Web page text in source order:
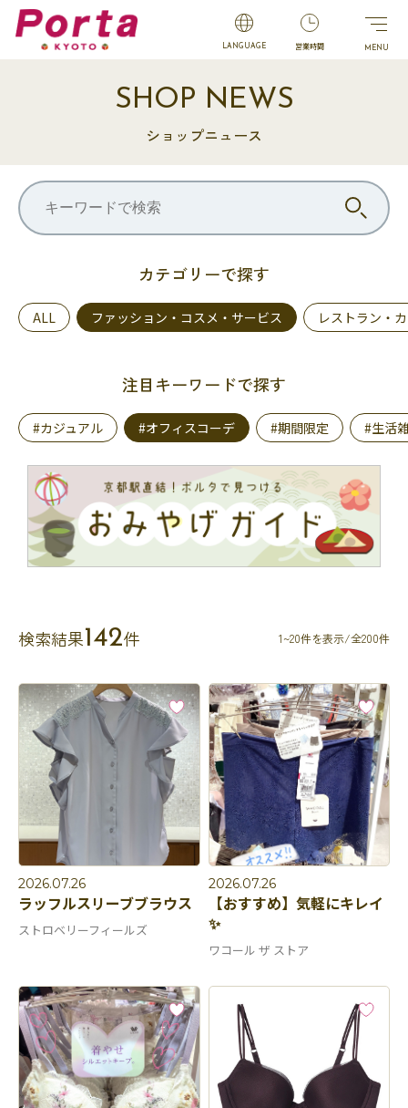
LANGUAGE 営業時間
SHOP NEWS
ショップニュース
カテゴリーで探す
ALL ファッション・コスメ・サービス レストラン・
注目キーワードで探す
#カジュアル #オフィスコーデ #期間限定 #生活
検索結果142件 1~20件を表示/全200件
2026.07.26
ラッフルスリーブブラウス
ストロベリーフィールズ
2026.07.26
【おすすめ】気軽にキレイ
✨
ワコール ザ ストア